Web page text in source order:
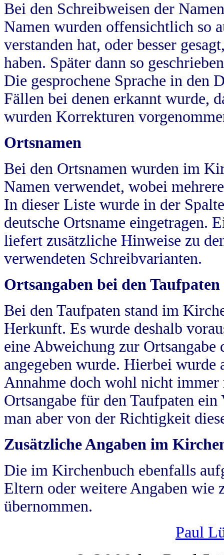
Bei den Schreibweisen der
Namen wurden offensichtlich so
verstanden hat, oder besser
haben. Später dann so
Die gesprochene Sprache in
Fällen bei denen erkannt wurde,
wurden Korrekturen
Ortsnamen
Bei den Ortsnamen wurden im
Namen verwendet, wobei
In dieser Liste wurde in der
deutsche Ortsname eingetragen.
liefert zusätzliche Hinweise zu
verwendeten Schreibvarianten.
Ortsangaben bei den Taufpaten
Bei den Taufpaten stand im
Herkunft. Es wurde deshalb
eine Abweichung zur
angegeben wurde. Hierbei wurde
Annahme doch wohl nicht
Ortsangabe für den Taufpaten
man aber von der Richtigkeit
Zusätzliche Angaben im
Die im Kirchenbuch ebenfalls
Eltern oder weitere Angaben wie
übernommen.
Paul